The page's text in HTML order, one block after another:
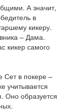
А значит,
в
кикеру.
– Дама.
кикер самого
Сет в покере –
учитывается
Оно образуется